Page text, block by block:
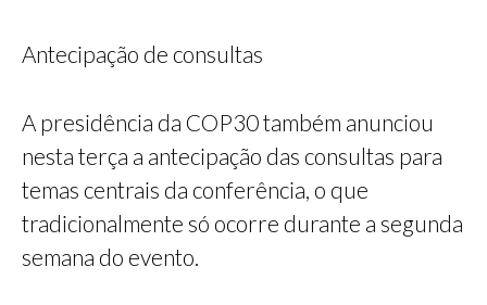
Antecipação de consultas
A presidência da COP30 também anunciou
nesta terça a antecipação das consultas para
temas centrais da conferência, o que
tradicionalmente só ocorre durante a segunda
semana do evento.